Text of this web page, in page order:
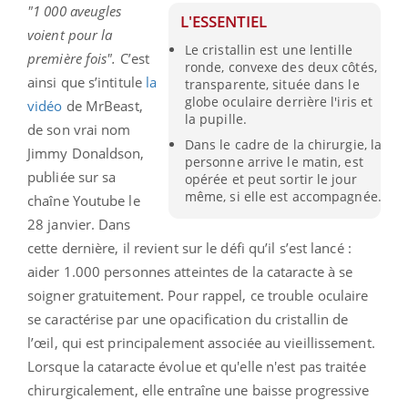
L'ESSENTIEL
Le cristallin est une lentille
ronde, convexe des deux côtés,
transparente, située dans le
globe oculaire derrière l'iris et
la pupille.
Dans le cadre de la chirurgie, la
personne arrive le matin, est
opérée et peut sortir le jour
même, si elle est accompagnée.
"1 000 aveugles
voient pour la
première fois". C’est
ainsi que s’intitule la
vidéo de MrBeast,
de son vrai nom
Jimmy Donaldson,
publiée sur sa
chaîne Youtube le
28 janvier. Dans
cette dernière, il revient sur le défi qu’il s’est lancé :
aider 1.000 personnes atteintes de la cataracte à se
soigner gratuitement. Pour rappel, ce trouble oculaire
se caractérise par une opacification du cristallin de
l’œil, qui est principalement associée au vieillissement.
Lorsque la cataracte évolue et qu'elle n'est pas traitée
chirurgicalement, elle entraîne une baisse progressive